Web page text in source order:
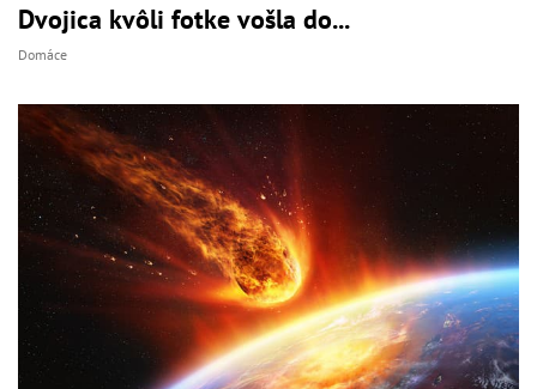
Dvojica kvôli fotke vošla do...
Domáce